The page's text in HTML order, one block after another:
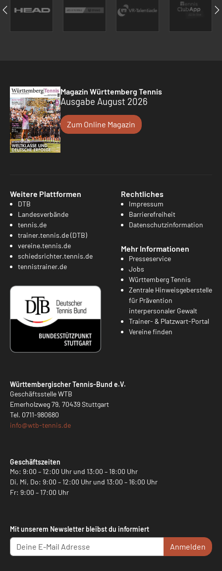
Magazin Württemberg Tennis
Ausgabe August 2026
Zum Online Magazin
Weitere Plattformen
DTB
Landesverbände
tennis.de
trainer.tennis.de (DTB)
vereine.tennis.de
schiedsrichter.tennis.de
tennistrainer.de
Rechtliches
Impressum
Barrierefreiheit
Datenschutzinformation
Mehr Informationen
Presseservice
Jobs
Württemberg Tennis
Zentrale Hinweisgeberstelle
für Prävention
interpersonaler Gewalt
Trainer- & Platzwart-Portal
Vereine finden
Württembergischer Tennis-Bund e.V.
Geschäftsstelle WTB
Emerholzweg 79, 70439 Stuttgart
Tel. 0711-980680
info@wtb-tennis.de
Geschäftszeiten
Mo: 9:00 – 12:00 Uhr und 13:00 – 18:00 Uhr
Di, Mi, Do: 9:00 – 12:00 Uhr und 13:00 – 16:00 Uhr
Fr: 9:00 – 17:00 Uhr
Mit unserem Newsletter bleibst du informiert
Anmelden